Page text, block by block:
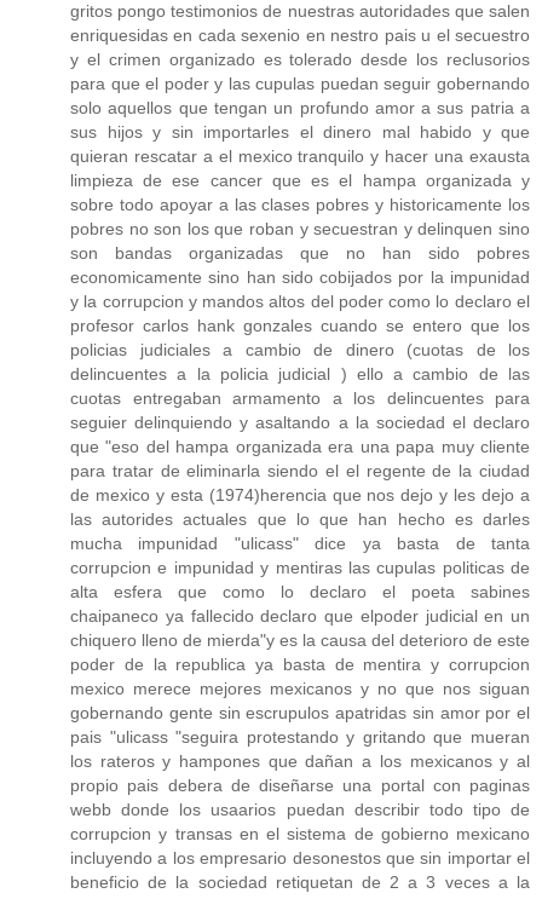
gritos pongo testimonios de nuestras autoridades que salen
enriquesidas en cada sexenio en nestro pais u el secuestro
y el crimen organizado es tolerado desde los reclusorios
para que el poder y las cupulas puedan seguir gobernando
solo aquellos que tengan un profundo amor a sus patria a
sus hijos y sin importarles el dinero mal habido y que
quieran rescatar a el mexico tranquilo y hacer una exausta
limpieza de ese cancer que es el hampa organizada y
sobre todo apoyar a las clases pobres y historicamente los
pobres no son los que roban y secuestran y delinquen sino
son bandas organizadas que no han sido pobres
economicamente sino han sido cobijados por la impunidad
y la corrupcion y mandos altos del poder como lo declaro el
profesor carlos hank gonzales cuando se entero que los
policias judiciales a cambio de dinero (cuotas de los
delincuentes a la policia judicial ) ello a cambio de las
cuotas entregaban armamento a los delincuentes para
seguier delinquiendo y asaltando a la sociedad el declaro
que "eso del hampa organizada era una papa muy cliente
para tratar de eliminarla siendo el el regente de la ciudad
de mexico y esta (1974)herencia que nos dejo y les dejo a
las autorides actuales que lo que han hecho es darles
mucha impunidad "ulicass" dice ya basta de tanta
corrupcion e impunidad y mentiras las cupulas politicas de
alta esfera que como lo declaro el poeta sabines
chaipaneco ya fallecido declaro que elpoder judicial en un
chiquero lleno de mierda"y es la causa del deterioro de este
poder de la republica ya basta de mentira y corrupcion
mexico merece mejores mexicanos y no que nos siguan
gobernando gente sin escrupulos apatridas sin amor por el
pais "ulicass "seguira protestando y gritando que mueran
los rateros y hampones que dañan a los mexicanos y al
propio pais debera de diseñarse una portal con paginas
webb donde los usaarios puedan describir todo tipo de
corrupcion y transas en el sistema de gobierno mexicano
incluyendo a los empresario desonestos que sin importar el
beneficio de la sociedad retiquetan de 2 a 3 veces a la